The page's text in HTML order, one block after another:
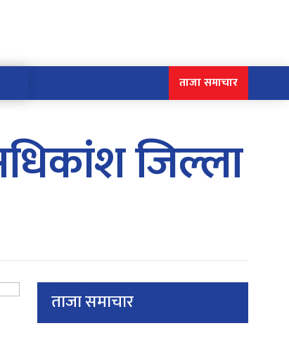
ताजा समाचार
जिल्ला
ताजा समाचार